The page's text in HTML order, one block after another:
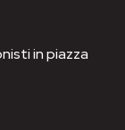
in piazza